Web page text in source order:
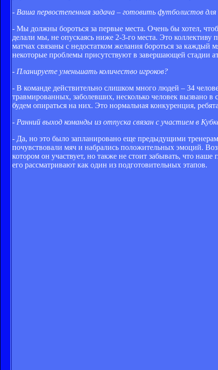
- Ваша первостепенная задача – готовить футболистов
- Мы должны бороться за первые места. Очень бы хотел,
делали мы, не опускаясь ниже 2-3-го места. Это коллективу
матчах связаны с недостатком желания бороться за
некоторые проблемы присутствуют в завершающей стадии
- Планируете уменьшать количество игроков?
- В команде действительно слишком много людей – 34
травмированных, заболевших, несколько человек вызвано
будем опираться на них. Это нормальная конкуренция,
- Ранний выход команды из отпуска связан с участием в
- Да, но это было запланировано еще предыдущими
почувствовали мяч и набрались положительных эмоций.
котором он участвует, но также не стоит забывать, что
его рассматривают как один из подготовительных этапов.